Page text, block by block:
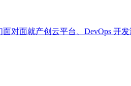
对面就产创云平台、DevOps 开